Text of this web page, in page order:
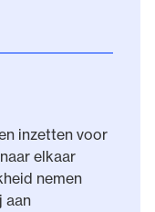
inzetten voor
elkaar
nemen
aan